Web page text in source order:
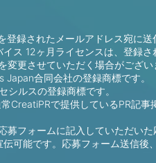
登録されたメールアドレス宛に送
イス 12ヶ月ライセンスは、登録
更させていただく場合がござい
合同会社の登録商標です。
シルスの登録商標です。
常CreatiPRで提供しているPR記
募フォームに記入していただい
可能です。応募フォーム送信後